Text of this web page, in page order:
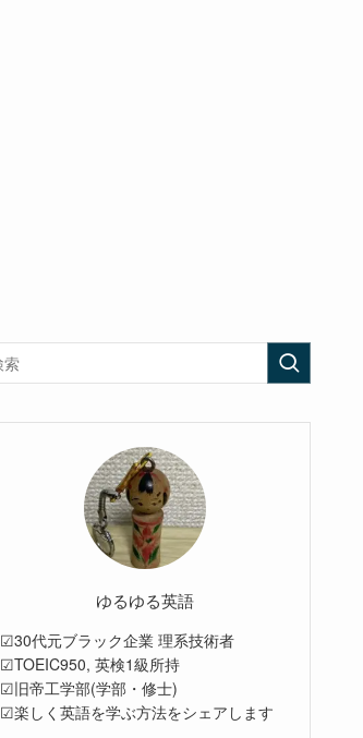
ゆるゆる英語
☑30代元ブラック企業 理系技術者
☑TOEIC950, 英検1級所持
☑旧帝工学部(学部・修士)
☑楽しく英語を学ぶ方法をシェアします